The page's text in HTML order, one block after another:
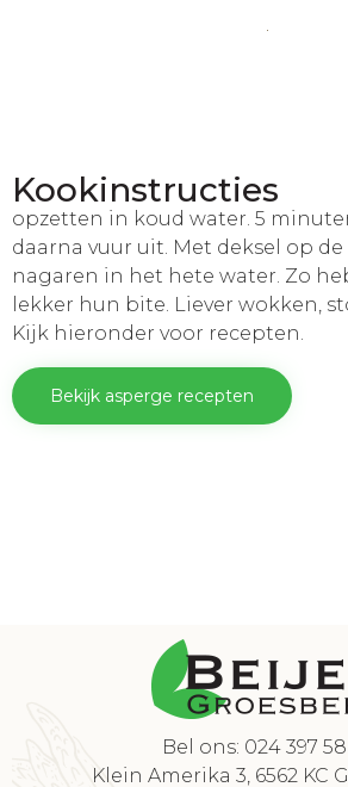
Kookinstructies
opzetten in koud water. 5
daarna vuur uit. Met deksel op
nagaren in het hete water. Zo
lekker hun bite. Liever wokken,
Kijk hieronder voor recepten.
Bekijk asperge recepten
Bel ons: 024 397 58
Klein Amerika 3, 6562 KC